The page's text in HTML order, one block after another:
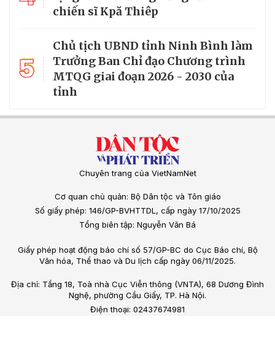
chiến sĩ Kpă Thiêp
5
Chủ tịch UBND tỉnh Ninh Bình làm
Trưởng Ban Chỉ đạo Chương trình
MTQG giai đoạn 2026 - 2030 của
tỉnh
Chuyên trang của VietNamNet
Cơ quan chủ quản: Bộ Dân tộc và Tôn giáo
Số giấy phép: 146/GP-BVHTTDL, cấp ngày 17/10/2025
Tổng biên tập: Nguyễn Văn Bá
Giấy phép hoạt động báo chí số 57/GP-BC do Cục Báo chí, Bộ
Văn hóa, Thể thao và Du lịch cấp ngày 06/11/2025.
Địa chỉ: Tầng 18, Toà nhà Cục Viễn thông (VNTA), 68 Dương Đình
Nghệ, phường Cầu Giấy, TP. Hà Nội.
Điện thoại: 02437674981